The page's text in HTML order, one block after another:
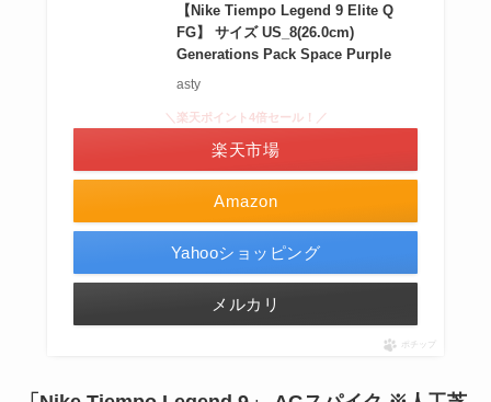
【Nike Tiempo Legend 9 Elite Q
FG】 サイズ US_8(26.0cm)
Generations Pack Space Purple
asty
Amazon
＼楽天ポイント4倍セール！／
楽天市場
Yahooショッピング
メルカリ
ポチップ